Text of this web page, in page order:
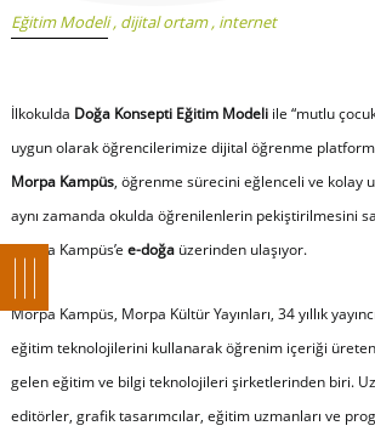
Eğitim Modeli, dijital ortam, internet
İlkokulda Doğa Konsepti Eğitim Modeliile “mutlu
uygun olarak öğrencilerimize dijital öğrenme
Morpa Kampüs, öğrenme sürecini eğlenceli ve kolay
aynı zamanda okulda öğrenilenlerin pekiştirilmesini
Morpa Kampüs’e e-doğaüzerinden ulaşıyor.
Morpa Kampüs, Morpa Kültür Yayınları, 34 yıllık
eğitim teknolojilerini kullanarak öğrenim içeriği
gelen eğitim ve bilgi teknolojileri şirketlerinden biri.
editörler, grafik tasarımcılar, eğitim uzmanları ve